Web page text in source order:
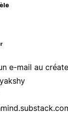
e-mail au